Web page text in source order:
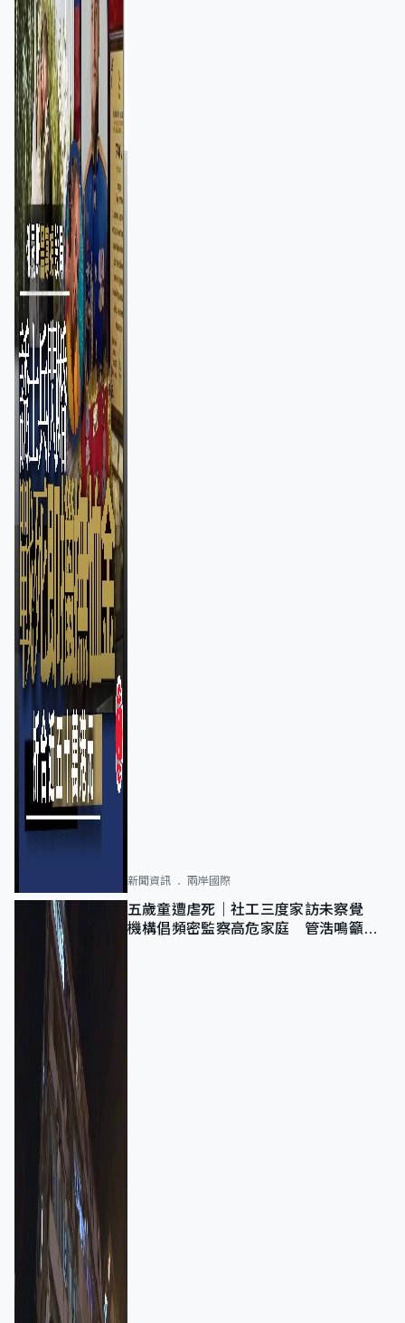
新聞資訊 兩岸國際
五歲童遭虐死｜社工三度家訪未察覺
機構倡頻密監察高危家庭 管浩鳴籲加